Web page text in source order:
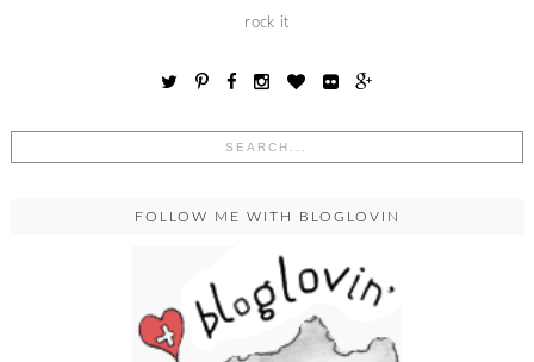
rock it
FOLLOW ME WITH BLOGLOVIN